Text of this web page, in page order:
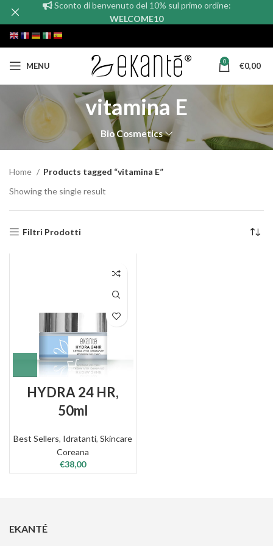
MENU 0 €0,00
vitamina E
Bio Cosmetics
Home
Products tagged “vitamina E”
Showing the single result
Filtri Prodotti
HYDRA 24 HR,
50ml
Best Sellers, Idratanti,Skincare
Coreana
€38,00
EKANTÉ
Sconto di benvenuto del 10% sul primo ordine:
WELCOME10